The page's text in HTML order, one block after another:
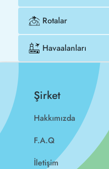
Rotalar
Havaalanları
Şirket
Hakkımızda
F.A.Q
İletişim